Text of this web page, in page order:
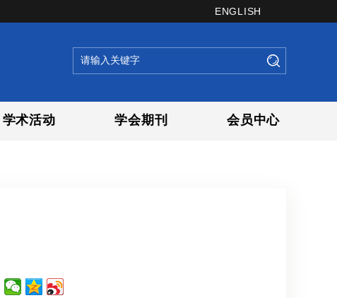
ENGLISH
学术活动 学会期刊 会员中心